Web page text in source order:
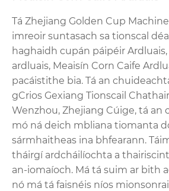
Tá Zhejiang Golden Cup
imreoir suntasach sa tionscal
haghaidh cupán páipéir
ardluais, Meaisín Corn Caife
pacáistithe bia. Tá an
gCrios Gexiang Tionscail
Wenzhou, Zhejiang Cúige, tá an
mó ná deich mbliana tiomanta
sármhaitheas ina bhfearann.
tháirgí ardcháilíochta a
an-iomaíoch. Má tá suim ar bith
nó má tá faisnéis níos